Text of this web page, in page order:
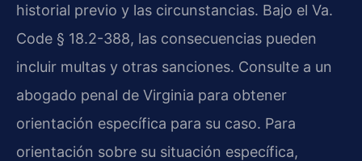
historial previo y las circunstancias. Bajo el Va.
Code § 18.2-388, las consecuencias pueden
incluir multas y otras sanciones. Consulte a un
abogado penal de Virginia para obtener
orientación específica para su caso. Para
orientación sobre su situación específica,